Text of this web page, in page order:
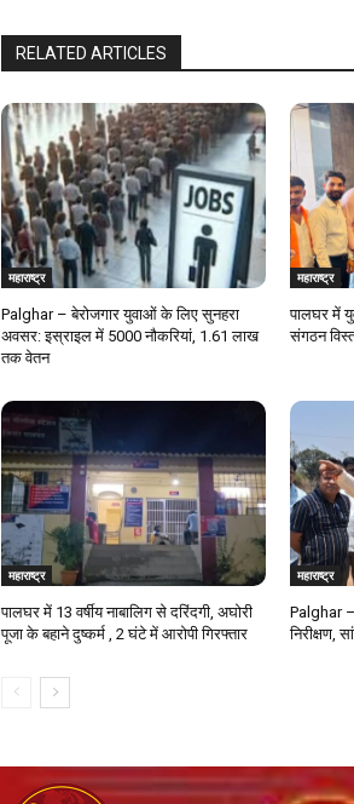
RELATED ARTICLES
महाराष्ट्र
Palghar – बेरोजगार युवाओं के लिए सुनहरा
अवसर: इस्राइल में 5000 नौकरियां, ₹1.61 लाख
तक वेतन
महाराष्ट्र
पालघर में
संगठन
महाराष्ट्र
पालघर में 13 वर्षीय नाबालिग से दरिंदगी, अघोरी
पूजा के बहाने दुष्कर्म , 2 घंटे में आरोपी गिरफ्तार
महाराष्ट्र
Palghar –
निरीक्षण,